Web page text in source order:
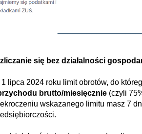
się bez działalności
1 lipca 2024 roku limit obrotów, do
brutto/miesięcznie (czyli
wskazanego limitu masz 7